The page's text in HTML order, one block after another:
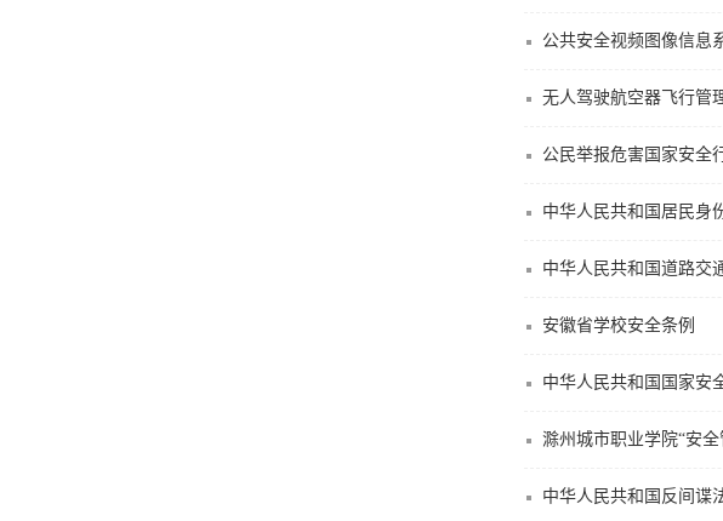
公共安全视频图像信息
无人驾驶航空器飞行管
公民举报危害国家安全
中华人民共和国居民身
中华人民共和国道路交
安徽省学校安全条例
中华人民共和国国家安
滁州城市职业学院“安
中华人民共和国反间谍